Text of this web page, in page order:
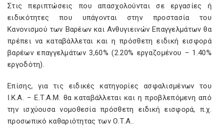
Στις περιπτώσεις που απασχολούνται σε εργασίες ή
ειδικότητες που υπάγονται στην προστασία του
Κανονισμού των Βαρέων και Ανθυγιεινών Επαγγελμάτων θα
πρέπει να καταβάλλεται και η πρόσθετη ειδική εισφορά
βαρέων επαγγελμάτων 3,60% (2.20% εργαζομένου – 1.40%
εργοδότη).
Επίσης, για τις ειδικές κατηγορίες ασφαλισμένων του
Ι.Κ.Α. – Ε.Τ.Α.Μ. θα καταβάλλεται και η προβλεπόμενη από
την ισχύουσα νομοθεσία πρόσθετη ειδική εισφορά, π.χ.
προσωπικό καθαριότητας των Ο.Τ.Α..